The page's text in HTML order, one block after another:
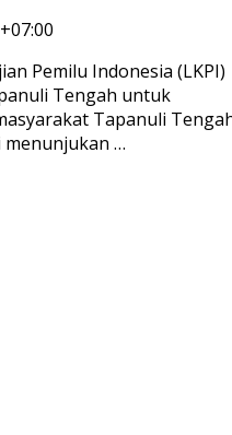
Pemilu Indonesia (LKPI)
Tengah untuk
Tapanuli
menunjukan …